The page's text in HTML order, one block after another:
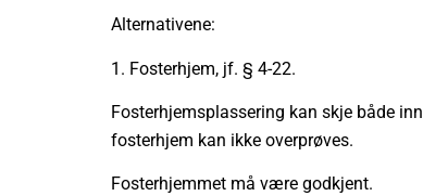
Alternativene:
1. Fosterhjem, jf. § 4-22.
Fosterhjemsplassering kan skje både
fosterhjem kan ikke overprøves.
Fosterhjemmet må være godkjent.